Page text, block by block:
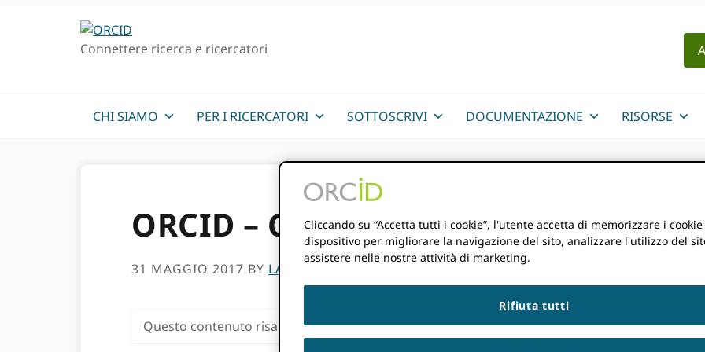
Connettere ricerca e ricercatori
CHI SIAMO PER I RICERCATORI SOTTOSCRIVI DOCUMENTAZIONE RISORSE
ORCID – Collegamento di
31 MAGGIO 2017 BY LAURA PAGLIONE
Questo contenuto risale a più di tre anni fa. Le informazioni contenute in questo post
Cliccando su “Accetta tutti i cookie”, l'utente accetta di memorizzare i
dispositivo per migliorare la navigazione del sito, analizzare l'utilizzo del
assistere nelle nostre attività di marketing.
Rifiuta tutti